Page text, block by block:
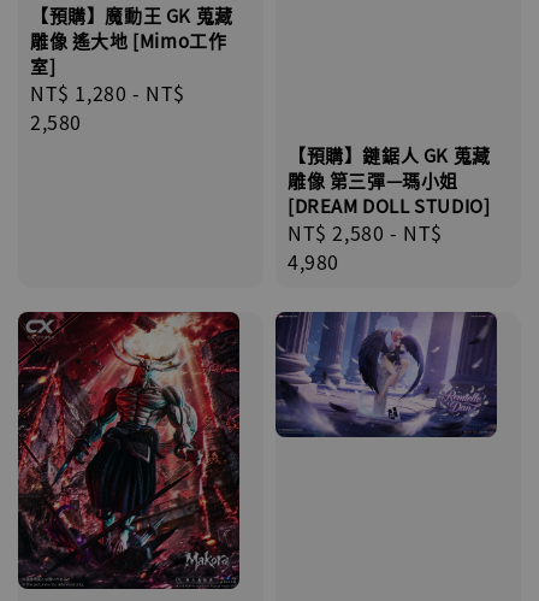
【預購】魔動王 GK 蒐藏
雕像 遙大地 [Mimo工作
室]
Regular
price
NT$ 1,280 - NT$
2,580
【預購】鏈鋸人 GK 蒐藏
雕像 第三彈—瑪小姐
[DREAM DOLL STUDIO]
Regular
price
NT$ 2,580 - NT$
4,980